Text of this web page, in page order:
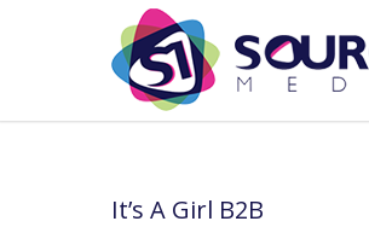
It’s A Girl B2B